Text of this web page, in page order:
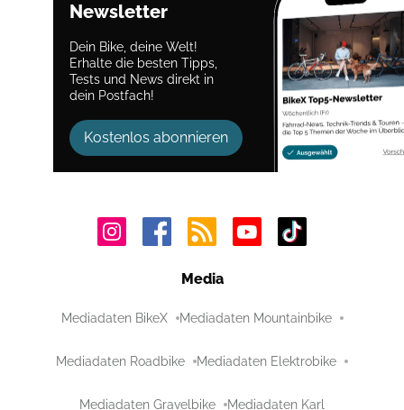
Newsletter
Dein Bike, deine Welt!
Erhalte die besten Tipps,
Tests und News direkt in
dein Postfach!
Kostenlos abonnieren
Media
Mediadaten BikeX Mediadaten Mountainbike
Mediadaten Roadbike Mediadaten Elektrobike
Mediadaten Gravelbike Mediadaten Karl